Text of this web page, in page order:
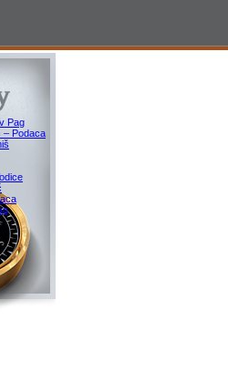
Pag
– Podaca